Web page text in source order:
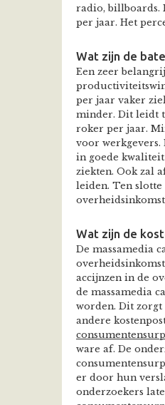
radio, billboards.
per jaar. Het
Wat zijn de
Een zeer
per jaar vaker
minder. Dit leidt
roker per jaar.
voor werkgevers.
in goede kwaliteit
ziekten. Ook zal
leiden. Ten slotte
Wat zijn de
De massamedia
accijnzen in de
de massamedia
worden. Dit zorgt
andere
ware af. De
er door hun
onderzoekers